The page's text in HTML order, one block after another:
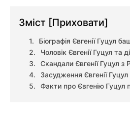
Зміст [Приховати]
Біографія Євгенії Гуцул
Чоловік Євгенії Гуцул та
Скандали Євгенії Гуцул з
Засудження Євгенії
Факти про Євгенію Гуцул